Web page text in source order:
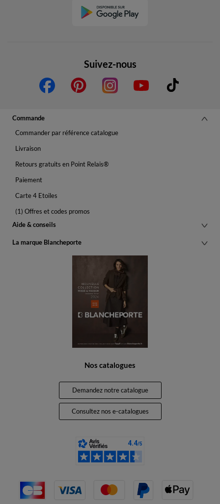
Suivez-nous
Nos catalogues
Demandez notre catalogue
Consultez nos e-catalogues
Commande
Commander par référence catalogue
Livraison
Retours gratuits en Point Relais®
Paiement
Carte 4 Etoiles
(1) Offres et codes promos
Aide & conseils
La marque Blancheporte